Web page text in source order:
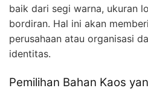
baik dari segi warna, ukuran
bordiran. Hal ini akan
perusahaan atau organisasi
identitas.
Pemilihan Bahan Kaos